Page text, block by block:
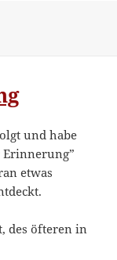
und habe
Erinnerung”
etwas
des öfteren in